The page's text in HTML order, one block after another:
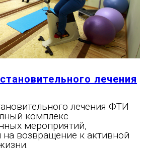
лечения
лечения ФТИ
комплекс
мероприятий,
возвращение к активной